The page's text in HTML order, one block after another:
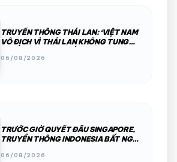
TRUYỀN THÔNG THÁI LAN: ‘VIỆT NAM
VÔ ĐỊCH VÌ THÁI LAN KHÔNG TUNG
06/08/2026
TRƯỚC GIỜ QUYẾT ĐẤU SINGAPORE,
TRUYỀN THÔNG INDONESIA BẤT NGỜ
06/08/2026